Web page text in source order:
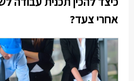
אחרי צעד?